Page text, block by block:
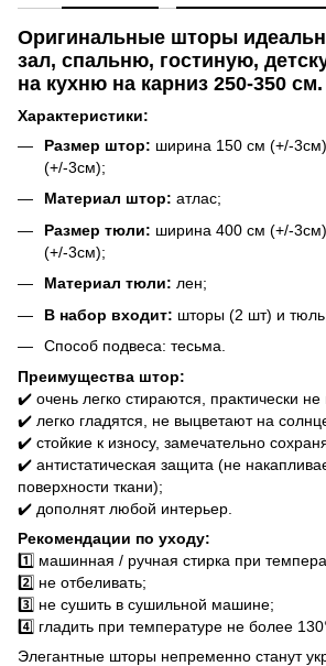
Оригинальные шторы
зал, спальню, гостиную,
на кухню на карниз 250-350 см.
Характеристики:
Размер штор: ширина 150 см (+/-
(+/-3см);
Материал штор: атлас;
Размер тюли: ширина 400 см (+/-
(+/-3см);
Материал тюли: лен;
В набор входит: шторы (2 шт) и
Способ подвеса: тесьма.
Преимущества штор:
✔️ очень легко стираются, практически не
✔️ легко гладятся, не выцветают на
✔️ стойкие к износу, замечательно
✔️ антистатическая защита (не
поверхности ткани);
✔️ дополнят любой интерьер.
Рекомендации по уходу:
1️⃣ машинная / ручная стирка при
2️⃣ не отбеливать;
3️⃣ не сушить в сушильной машине;
4️⃣ гладить при температуре не более
Элегантные шторы непременно станут